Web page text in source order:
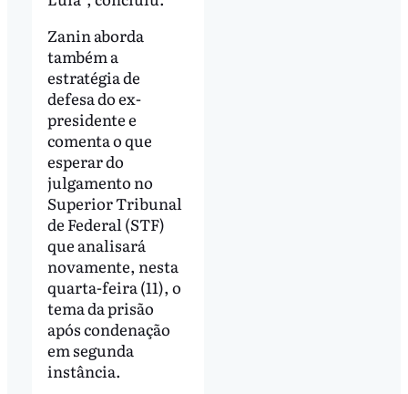
Zanin aborda
também a
estratégia de
defesa do ex-
presidente e
comenta o que
esperar do
julgamento no
Superior Tribunal
de Federal (STF)
que analisará
novamente, nesta
quarta-feira (11), o
tema da prisão
após condenação
em segunda
instância.